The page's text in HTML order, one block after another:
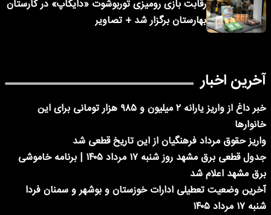
رقابت بازی رومیزی توربوشوت «دایکاپ» در کارستان
بهارستان برگزار شد + تصاویر
آخرین اخبار
خبر داغ از واریز یارانه ۲ میلیون و ۹۸۵ هزار تومانی برای این
خانوارها
واریز حقوق مرداد فرهنگیان از این تاریخ قطعی شد
جدول قطعی برق مشهد روز شنبه ۱۷ مرداد ۱۴۰۵ | برنامه خاموشی
برق مشهد اعلام شد
آخرین وضعیت تعطیلی ادارات خوزستان و بوشهر و سمنان فردا
شنبه ۱۷ مرداد ۱۴۰۵